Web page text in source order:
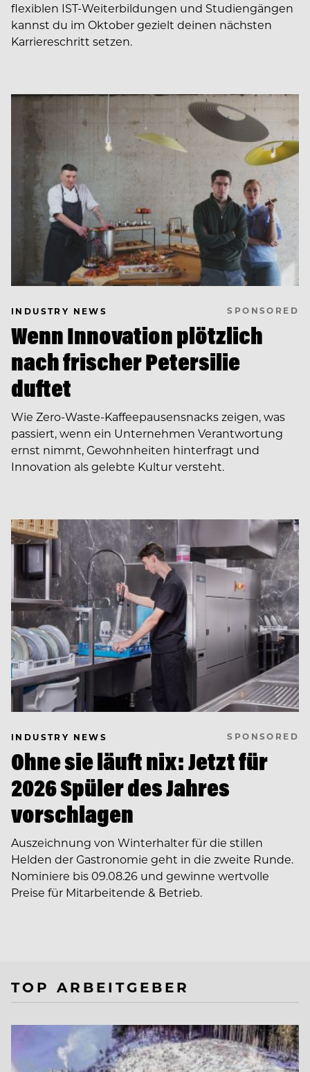
flexiblen IST-Weiterbildungen und Studiengängen
kannst du im Oktober gezielt deinen nächsten
Karriereschritt setzen.
INDUSTRY NEWS SPONSORED
Wenn Innovation plötzlich
nach frischer Petersilie
duftet
Wie Zero-Waste-Kaffeepausensnacks zeigen, was
passiert, wenn ein Unternehmen Verantwortung
ernst nimmt, Gewohnheiten hinterfragt und
Innovation als gelebte Kultur versteht.
INDUSTRY NEWS SPONSORED
Ohne sie läuft nix: Jetzt für
2026 Spüler des Jahres
vorschlagen
Auszeichnung von Winterhalter für die stillen
Helden der Gastronomie geht in die zweite Runde.
Nominiere bis 09.08.26 und gewinne wertvolle
Preise für Mitarbeitende & Betrieb.
TOP ARBEITGEBER